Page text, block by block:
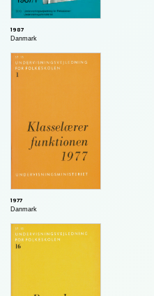
1987
Danmark
1977
Danmark